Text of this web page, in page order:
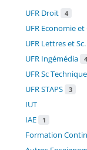
UFR Droit 4
UFR Economie
UFR Lettres et
UFR Ingémédia 4
UFR Sc
UFR STAPS 3
IUT
IAE 1
Formation